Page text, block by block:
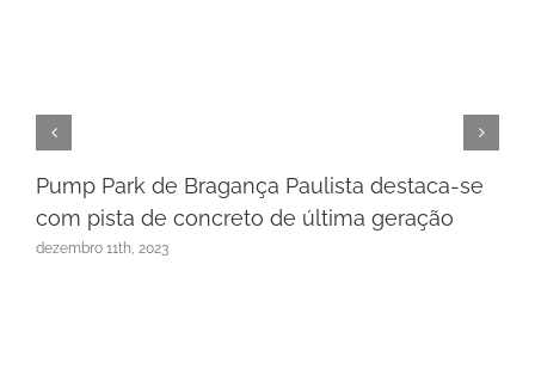
Pump Park de Bragança Paulista destaca-se
com pista de concreto de última geração
dezembro 11th, 2023